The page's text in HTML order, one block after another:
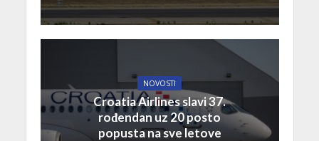
NOVOSTI
Croatia Airlines slavi 37.
rođendan uz 20 posto
popusta na sve letove